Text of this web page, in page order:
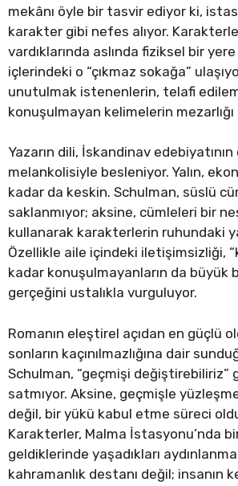
mekânı öyle bir tasvir ediyor ki,
karakter gibi nefes alıyor.
vardıklarında aslında fiziksel bir
içlerindeki o “çıkmaz sokağa”
unutulmak istenenlerin, telafi
konuşulmayan kelimelerin mezarlığı
Yazarın dili, İskandinav
melankolisiyle besleniyor. Yalın,
kadar da keskin. Schulman, süslü
saklanmıyor; aksine, cümleleri bir
kullanarak karakterlerin ruhundaki
Özellikle aile içindeki iletişimsizliği,
kadar konuşulmayanların da büyük
gerçeğini ustalıkla vurguluyor.
Romanın eleştirel açıdan en güçlü
sonların kaçınılmazlığına dair
Schulman, “geçmişi değiştirebiliriz”
satmıyor. Aksine, geçmişle
değil, bir yükü kabul etme süreci
Karakterler, Malma İstasyonu’nda
geldiklerinde yaşadıkları
kahramanlık destanı değil; insanın